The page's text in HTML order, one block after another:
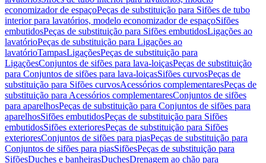
economizador de espaçoPeças de substituição para Sifões de tubo
interior para lavatórios, modelo economizador de espaçoSifões
embutidosPeças de substituição para Sifões embutidosLigações ao
lavatórioPeças de substituição para Ligações ao
lavatórioTampasLigaçõesPeças de substituição para
LigaçõesConjuntos de sifões para lava-loiçasPeças de substituição
para Conjuntos de sifões para lava-loiçasSifões curvosPeças de
substituição para Sifões curvosAcessórios complementaresPeças de
substituição para Acessórios complementaresConjuntos de sifões
para aparelhosPeças de substituição para Conjuntos de sifões para
aparelhosSifões embutidosPeças de substituição para Sifões
embutidosSifões exterioresPeças de substituição para Sifões
exterioresConjuntos de sifões para piasPeças de substituição para
Conjuntos de sifões para piasSifõesPeças de substituição para
SifõesDuches e banheirasDuchesDrenagem ao chão para